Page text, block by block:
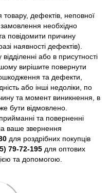
дефектів, неповної
замовлення необхідно
повідомити причину
наявності дефектів).
або в присутності
вирішите повернути
та дефекти,
або інші недоліки, по
та момент виникнення, в
бути відмовлено.
та поверненні
ваше звернення
для роздрібних покупців
79-72-195 для оптових
та допомогою.